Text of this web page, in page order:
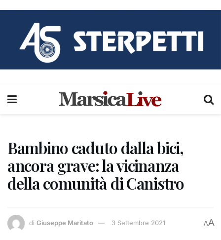
Bambino caduto dalla bici,
ancora grave: la vicinanza
della comunità di Canistro
di Giuseppe Maritato 3 Settembre 2021 AA